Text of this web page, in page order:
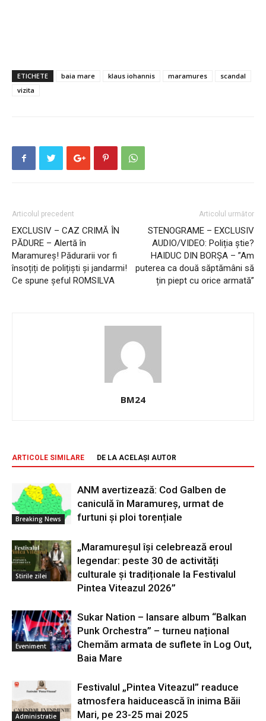
ETICHETE baia mare klaus iohannis maramures
scandal
vizita
Articolul precedent
EXCLUSIV – CAZ CRIMĂ ÎN
PĂDURE – Alertă în
Maramureș! Pădurarii vor fi
însoțiți de polițiști și jandarmi!
Ce spune șeful ROMSILVA
Articolul următor
STENOGRAME – EXCLUSIV
AUDIO/VIDEO: Poliția știe?
HAIDUC DIN BORȘA – ”Am
puterea ca două săptămâni să
țin piept cu orice armată”
BM24
ARTICOLE SIMILARE DE LA ACELAȘI AUTOR
Breaking News
ANM avertizează: Cod Galben de
caniculă în Maramureș, urmat de
furtuni și ploi torențiale
Stirile zilei
„Maramureșul își celebrează eroul
legendar: peste 30 de activități
culturale și tradiționale la Festivalul
Pintea Viteazul 2026”
Eveniment
Sukar Nation – lansare album “Balkan
Punk Orchestra” – turneu național
Chemăm armata de suflete în Log Out,
Baia Mare
Administratie
Festivalul „Pintea Viteazul” readuce
atmosfera haiducească în inima Băii
Mari, pe 23-25 mai 2025